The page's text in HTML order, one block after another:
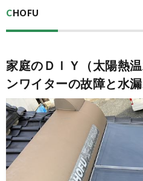
CHOFU
家庭のＤＩＹ（太陽熱
ンワイターの故障と水漏